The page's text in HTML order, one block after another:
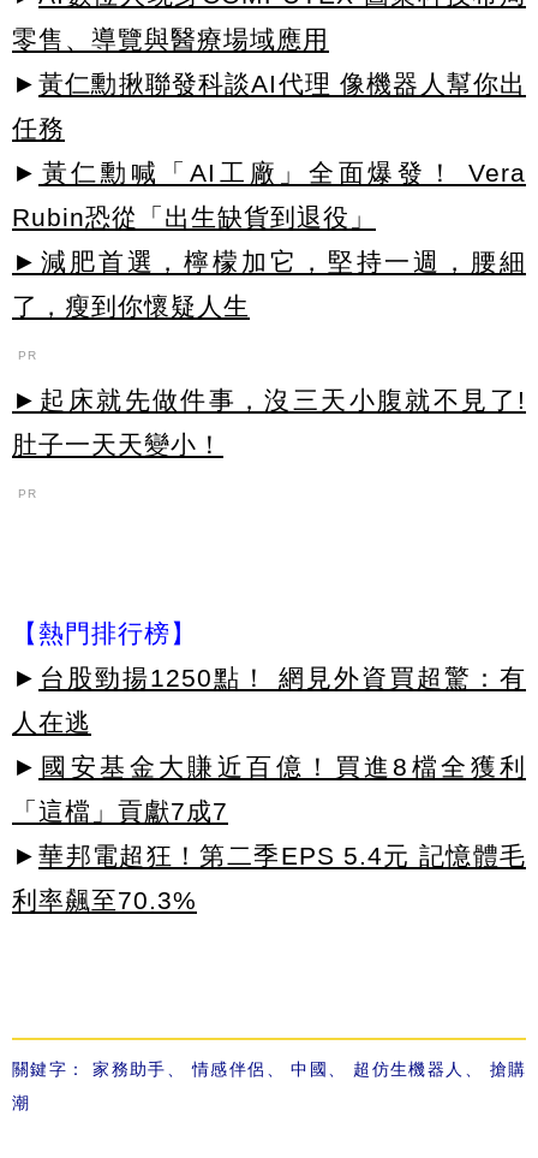
零售、導覽與醫療場域應用
► 黃仁勳揪聯發科談AI代理 像機器人幫你出
任務
► 黃仁勳喊「AI工廠」全面爆發！ Vera
Rubin恐從「出生缺貨到退役」
►減肥首選，檸檬加它，堅持一週，腰細
了，瘦到你懷疑人生
PR
►起床就先做件事，沒三天小腹就不見了!
肚子一天天變小！
PR
【熱門排行榜】
► 台股勁揚1250點！ 網見外資買超驚：有
人在逃
► 國安基金大賺近百億！買進8檔全獲利
「這檔」貢獻7成7
► 華邦電超狂！第二季EPS 5.4元 記憶體毛
利率飆至70.3%
關鍵字：家務助手 、情感伴侶 、中國 超仿生機器人
搶購
潮